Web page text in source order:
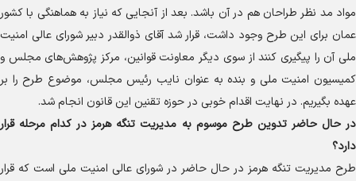
مواد مد نظر طراحان هم در آن باشد. بعد از آنجایی که نیاز به هماهنگی با کشور
عمان برای این طرح وجود داشت، قرار شد آقای ذوالقدر دبیر شورای عالی امنیت
ملی آن را پیگیری کنند از سوی دیگر معاونت قوانین، مرکز پژوهش‌های مجلس و
کمیسیون امنیت ملی و بنده به عنوان نایب رئیس مجلس، موضوع طرح را بر
عهده بگیریم. در نهایت اقدام خوبی در حوزه تقنین این قانون انجام شد.
در حال حاضر تدوین طرح موسوم به مدیریت تنگه هرمز در کدام مرحله قرار
دارد؟
طرح مدیریت تنگه هرمز در حال حاضر در شورای عالی امنیت ملی است که قرار